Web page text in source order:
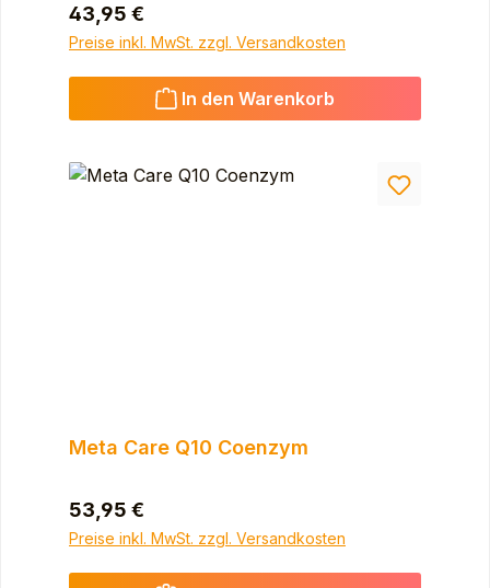
Regulärer Preis:
43,95 €
Preise inkl. MwSt. zzgl. Versandkosten
In den Warenkorb
Meta Care Q10 Coenzym
Regulärer Preis:
53,95 €
Preise inkl. MwSt. zzgl. Versandkosten